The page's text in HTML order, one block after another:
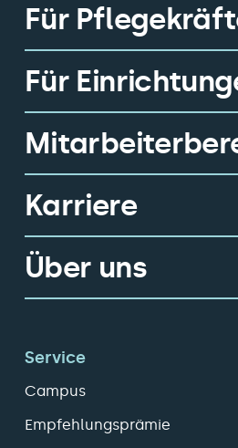
Für
Für
Karriere
Über uns
Service
Campus
Empfehlungsprämie